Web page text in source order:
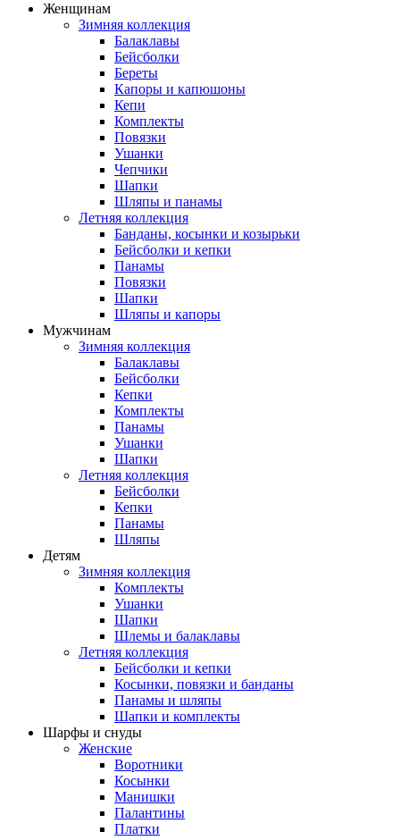
Женщинам
Зимняя коллекция
Балаклавы
Бейсболки
Береты
Капоры и капюшоны
Кепи
Комплекты
Повязки
Ушанки
Чепчики
Шапки
Шляпы и панамы
Летняя коллекция
Банданы, косынки и козырьки
Бейсболки и кепки
Панамы
Повязки
Шапки
Шляпы и капоры
Мужчинам
Зимняя коллекция
Балаклавы
Бейсболки
Кепки
Комплекты
Панамы
Ушанки
Шапки
Летняя коллекция
Бейсболки
Кепки
Панамы
Шляпы
Детям
Зимняя коллекция
Комплекты
Ушанки
Шапки
Шлемы и балаклавы
Летняя коллекция
Бейсболки и кепки
Косынки, повязки и банданы
Панамы и шляпы
Шапки и комплекты
Шарфы и снуды
Женские
Воротники
Косынки
Манишки
Палантины
Платки